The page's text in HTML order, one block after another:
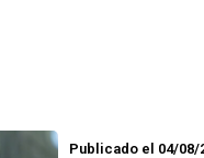
Publicado el 04/08/